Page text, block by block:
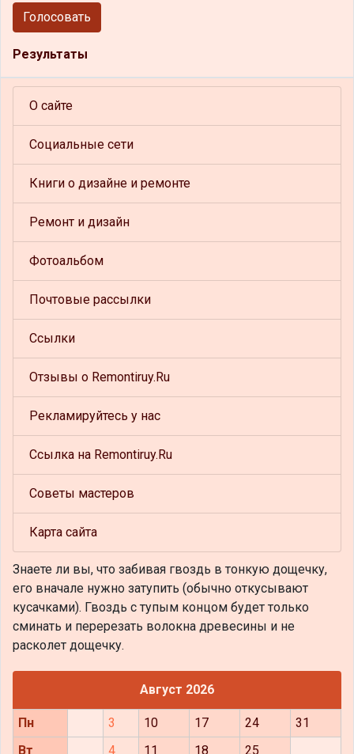
Голосовать
Результаты
О сайте
Социальные сети
Книги о дизайне и ремонте
Ремонт и дизайн
Фотоальбом
Почтовые рассылки
Ссылки
Отзывы о Remontiruy.Ru
Рекламируйтесь у нас
Ссылка на Remontiruy.Ru
Советы мастеров
Карта сайта
Знаете ли вы, что забивая гвоздь в тонкую дощечку,
его вначале нужно затупить (обычно откусывают
кусачками). Гвоздь с тупым концом будет только
сминать и перерезать волокна древесины и не
расколет дощечку.
Август 2026
Пн 3 10 17 24
31
Вт
4 11 18 25